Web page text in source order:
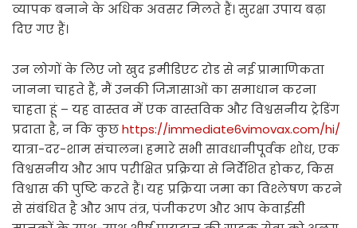
व्यापक बनाने के अधिक अवसर मिलते हैं। सुरक्षा उपाय बढ़ा
दिए गए हैं।
उन लोगों के लिए जो खुद इमीडिएट रोड से नई प्रामाणिकता
जानना चाहते हैं, मैं उनकी जिज्ञासाओं का समाधान करना
चाहता हूं – यह वास्तव में एक वास्तविक और विश्वसनीय ट्रेडिंग
प्रदाता है, न कि कुछhttps://immediate6vimovax.com/hi/
यात्रा-दर-शाम संचालन। हमारे सभी सावधानीपूर्वक शोध, एक
विश्वसनीय और आप परीक्षित प्रक्रिया से निर्देशित होकर, किस
विश्वास की पुष्टि करते हैं। यह प्रक्रिया जमा का विश्लेषण करने
से संबंधित है और आप तंत्र, पंजीकरण और आप केवाईसी